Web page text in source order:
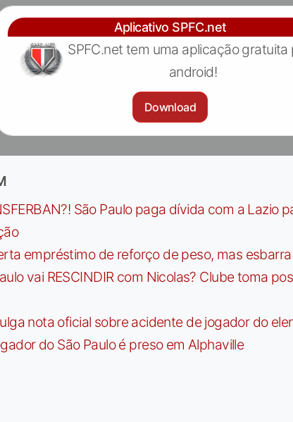
Aplicativo SPFC.net
SPFC.net tem uma aplicação gratuita
android!
Download
São Paulo paga dívida com a Lazio
empréstimo de reforço de peso, mas
vai RESCINDIR com Nicolas? Clube toma
nota oficial sobre acidente de jogador do
do São Paulo é preso em Alphaville